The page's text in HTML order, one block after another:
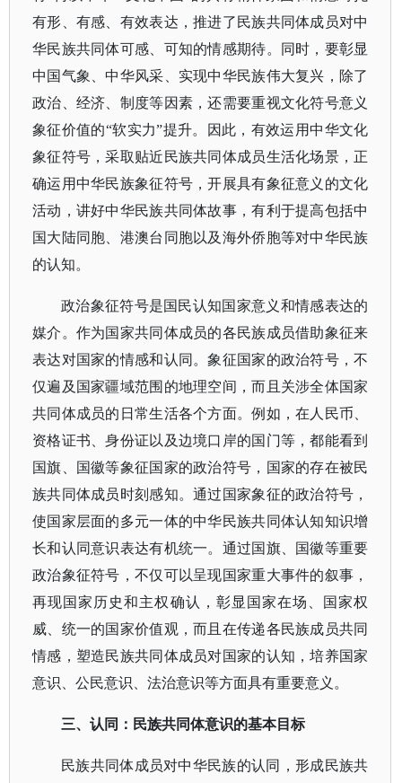
有形、有感、有效表达，推进了民族共同体成员对中
华民族共同体可感、可知的情感期待。同时，要彰显
中国气象、中华风采、实现中华民族伟大复兴，除了
政治、经济、制度等因素，还需要重视文化符号意义
象征价值的“软实力”提升。因此， 有效运用中华文化
象征符号，采取贴近民族共同体成员生活化场景，正
确运用中华民族象征符号，开展具有象征意义的文化
活动，讲好中华民族共同体故事，有利于提高包括中
国大陆同胞、港澳台同胞以及海外侨胞等对中华民族
的认知。
政治象征符号是国民认知国家意义和情感表达的
媒介。作为国家共同体成员的各民族成员借助象征来
表达对国家的情感和认同。象征国家的政治符号，不
仅遍及国家疆域范围的地理空间，而且关涉全体国家
共同体成员的日常生活各个方面。例如，在人民币、
资格证书、身份证以及边境口岸的国门等，都能看到
国旗、国徽等象征国家的政治符号，国家的存在被民
族共同体成员时刻感知。通过国家象征的政治符号，
使国家层面的多元一体的中华民族共同体认知知识增
长和认同意识表达有机统一。通过国旗、国徽等重要
政治象征符号，不仅可以呈现国家重大事件的叙事，
再现国家历史和主权确认，彰显国家在场、国家权
威、统一的国家价值观，而且在传递各民族成员共同
情感，塑造民族共同体成员对国家的认知，培养国家
意识、公民意识、法治意识等方面具有重要意义。
三、认同：民族共同体意识的基本目标
民族共同体成员对中华民族的认同，形成民族共